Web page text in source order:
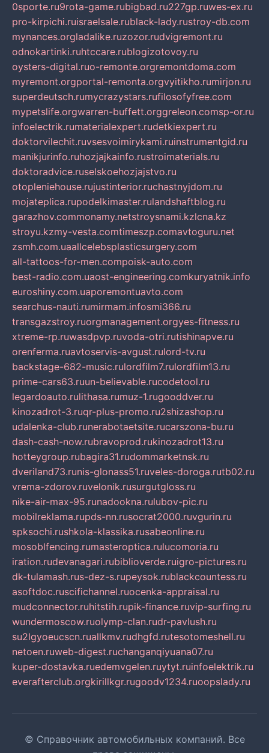
0sporte.ru9rota-game.rubigbad.ru227gp.ruwes-ex.ru
pro-kirpichi.ruisraelsale.rublack-lady.rustroy-db.com
mynances.orgladalike.ruzozor.rudvigremont.ru
odnokartinki.ruhtccare.rublogizotovoy.ru
oysters-digital.ruo-remonte.orgremontdoma.com
myremont.orgportal-remonta.orgvyitikho.rumirjon.ru
superdeutsch.rumycrazystars.rufilosofyfree.com
mypetslife.orgwarren-buffett.orggreleon.comsp-or.ru
infoelectrik.rumaterialexpert.rudetkiexpert.ru
doktorvilechit.ruvsesvoimirykami.ruinstrumentgid.ru
manikjurinfo.ruhozjajkainfo.rustroimaterials.ru
doktoradvice.ruselskoehozjajstvo.ru
otopleniehouse.rujustinterior.ruchastnyjdom.ru
mojateplica.rupodelkimaster.rulandshaftblog.ru
garazhov.commonamy.netstroysnami.kzlcna.kz
stroyu.kzmy-vesta.comtimeszp.comavtoguru.net
zsmh.com.uaallcelebsplasticsurgery.com
all-tattoos-for-men.compoisk-auto.com
best-radio.com.uaost-engineering.comkuryatnik.info
euroshiny.com.uaporemontuavto.com
searchus-nauti.rumirmam.infosmi366.ru
transgazstroy.ruorgmanagement.orgyes-fitness.ru
xtreme-rp.ruwasdpvp.ruvoda-otri.rutishinapve.ru
orenferma.ruavtoservis-avgust.rulord-tv.ru
backstage-682-music.rulordfilm7.rulordfilm13.ru
prime-cars63.ruun-believable.rucodetool.ru
legardoauto.rulithasa.rumuz-1.rugooddver.ru
kinozadrot-3.ruqr-plus-promo.ru2shizashop.ru
udalenka-club.runerabotaetsite.rucarszona-bu.ru
dash-cash-now.rubravoprod.rukinozadrot13.ru
hotteygroup.rubagira31.rudommarketnsk.ru
dveriland73.runis-glonass51.ruveles-doroga.rutb02.ru
vrema-zdorov.ruvelonik.rusurgutgloss.ru
nike-air-max-95.runadookna.rulubov-pic.ru
mobilreklama.rupds-nn.rusocrat2000.ruvgurin.ru
spksochi.rushkola-klassika.rusabeonline.ru
mosoblfencing.rumasteroptica.rulucomoria.ru
iration.rudevanagari.rubiblioverde.ruigro-pictures.ru
dk-tulamash.rus-dez-s.rupeysok.rublackcountess.ru
asoftdoc.ruscifichannel.ruocenka-appraisal.ru
mudconnector.ruhitstih.rupik-finance.ruvip-surfing.ru
wundermoscow.ruolymp-clan.rudr-pavlush.ru
su2lgyoeucscn.ruallkmv.rudhgfd.rutesotomeshell.ru
netoen.ruweb-digest.ruchanganqiyuana07.ru
kuper-dostavka.ruedemvgelen.ruytyt.ruinfoelektrik.ru
everafterclub.orgkirillkgr.rugoodv1234.ruoopslady.ru
© Справочник автомобильных компаний. Все